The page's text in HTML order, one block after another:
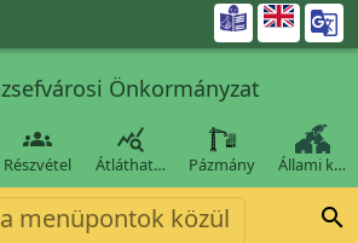

Önkormányzat

Részvétel

Átláthat… Pázmány Állami k…
menüpontok közül 